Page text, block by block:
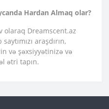
Hardan Almaq olar?
olaraq Dreamscent.az
araşdırın,
və şəxsiyyətinizə və
ətri tapın.